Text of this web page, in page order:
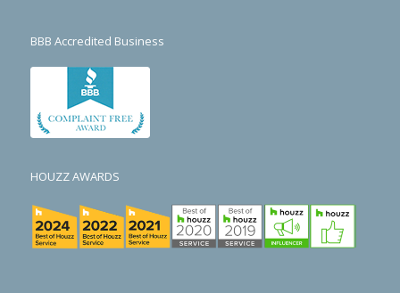
BBB Accredited Business
HOUZZ AWARDS